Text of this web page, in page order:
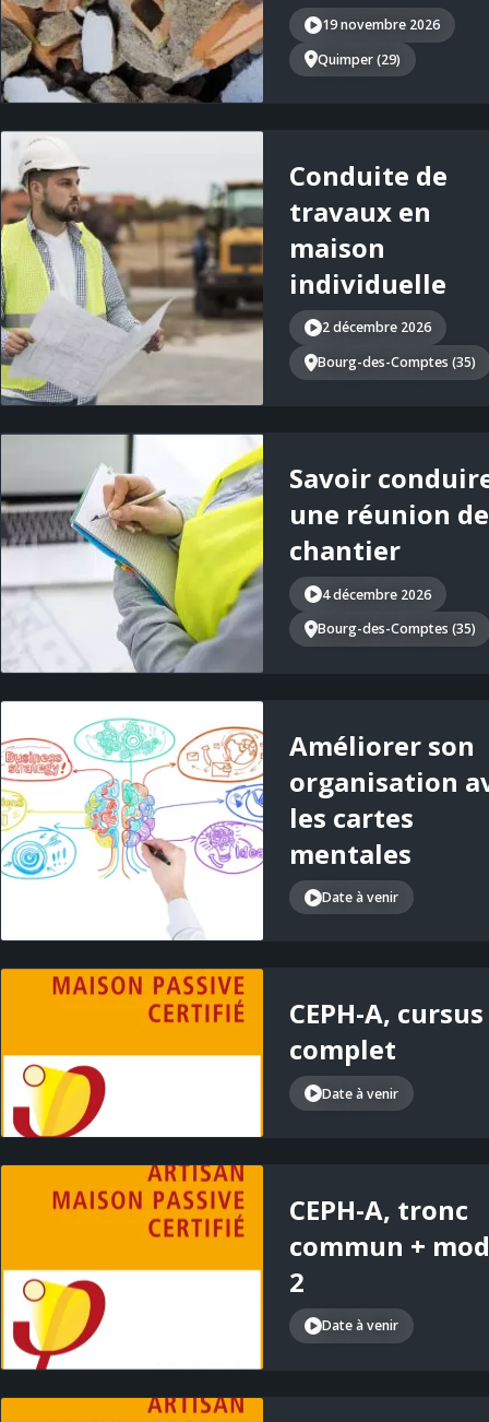
19 novembre 2026
Quimper (29)
Conduite de
travaux en
maison
individuelle
2 décembre 2026
Bourg-des-Comptes (35)
Savoir
une réunion de
chantier
4 décembre 2026
Bourg-des-Comptes (35)
Améliorer son
organisation
les cartes
mentales
Date à venir
CEPH-A, cursus
complet
Date à venir
CEPH-A, tronc
commun +
2
Date à venir